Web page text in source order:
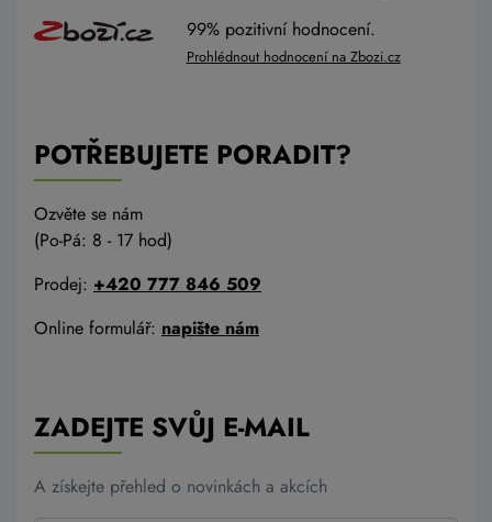
99% pozitivní hodnocení.
Prohlédnout hodnocení na Zbozi.cz
POTŘEBUJETE PORADIT?
Ozvěte se nám
(Po-Pá: 8 - 17 hod)
Prodej: +420 777 846 509
Online formulář: napište nám
ZADEJTE SVŮJ E-MAIL
A získejte přehled o novinkách a akcích